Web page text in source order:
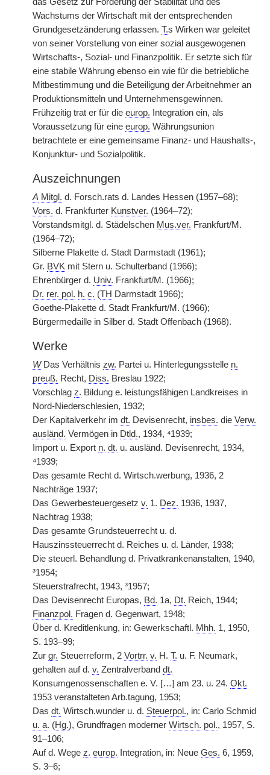
Wachstums der Wirtschaft mit der entsprechenden
Grundgesetzänderung erlassen. T.s Wirken war geleitet
von seiner Vorstellung von einer sozial ausgewogenen
Wirtschafts-, Sozial- und Finanzpolitik. Er setzte sich für
eine stabile Währung ebenso ein wie für die betriebliche
Mitbestimmung und die Beteiligung der Arbeitnehmer an
Produktionsmitteln und Unternehmensgewinnen.
Frühzeitig trat er für die europ. Integration ein, als
Voraussetzung für eine europ. Währungsunion
betrachtete er eine gemeinsame Finanz- und Haushalts-,
Konjunktur- und Sozialpolitik.
Auszeichnungen
A Mitgl. d. Forsch.rats d. Landes Hessen (1957–68);
Vors. d. Frankfurter Kunstver. (1964–72);
Vorstandsmitgl. d. Städelschen Mus.ver. Frankfurt/M.
(1964–72);
Silberne Plakette d. Stadt Darmstadt (1961);
Gr. BVK mit Stern u. Schulterband (1966);
Ehrenbürger d. Univ. Frankfurt/M. (1966);
Dr. rer. pol. h. c. (TH Darmstadt 1966);
Goethe-Plakette d. Stadt Frankfurt/M. (1966);
Bürgermedaille in Silber d. Stadt Offenbach (1968).
Werke
WDas Verhältnis zw. Partei u. Hinterlegungsstelle n.
preuß. Recht, Diss. Breslau 1922;
Vorschlag z. Bildung e. leistungsfähigen Landkreises in
Nord-Niederschlesien, 1932;
Der Kapitalverkehr im dt. Devisenrecht, insbes. die Verw.
ausländ. Vermögen in Dtld., 1934, ⁴1939;
Import u. Export n. dt. u. ausländ. Devisenrecht, 1934,
⁴1939;
Das gesamte Recht d. Wirtsch.werbung, 1936, 2
Nachträge 1937;
Das Gewerbesteuergesetz v. 1. Dez. 1936, 1937,
Nachtrag 1938;
Das gesamte Grundsteuerrecht u. d.
Hauszinssteuerrecht d. Reiches u. d. Länder, 1938;
Die steuerl. Behandlung d. Privatkrankenanstalten, 1940,
³1954;
Steuerstrafrecht, 1943, ³1957;
Das Devisenrecht Europas, Bd. 1a, Dt. Reich, 1944;
Finanzpol. Fragen d. Gegenwart, 1948;
Über d. Kreditlenkung, in: Gewerkschaftl. Mhh. 1, 1950,
S. 193–99;
Zur gr. Steuerreform, 2 Vortrr. v. H. T. u. F. Neumark,
gehalten auf d. v. Zentralverband dt.
Konsumgenossenschaften e. V. […] am 23. u. 24. Okt.
1953 veranstalteten Arb.tagung, 1953;
Das dt. Wirtsch.wunder u. d. Steuerpol., in: Carlo Schmid
u. a. (Hg.), Grundfragen moderner Wirtsch. pol., 1957, S.
91–106;
Auf d. Wege z. europ. Integration, in: Neue Ges. 6, 1959,
S. 3–6;